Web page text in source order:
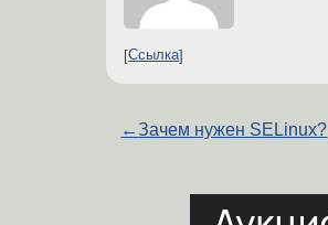
Ссылка
←Зачем нужен SELinux?